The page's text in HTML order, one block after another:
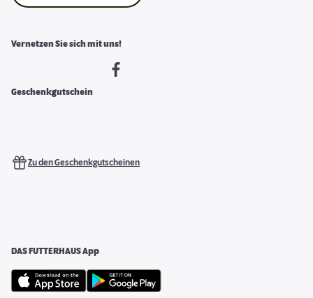
Vernetzen Sie sich mit uns!
Geschenkgutschein
Zu den Geschenkgutscheinen
DAS FUTTERHAUS App